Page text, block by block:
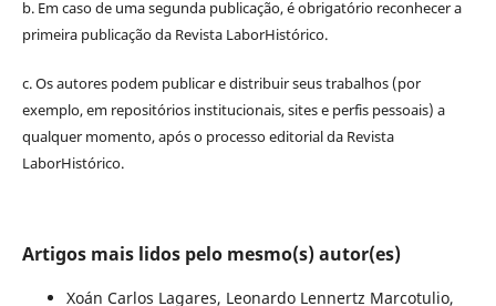
b. Em caso de uma segunda publicação, é obrigatório reconhecer a
primeira publicação da Revista LaborHistórico.
c. Os autores podem publicar e distribuir seus trabalhos (por
exemplo, em repositórios institucionais, sites e perfis pessoais) a
qualquer momento, após o processo editorial da Revista
LaborHistórico.
Artigos mais lidos pelo mesmo(s) autor(es)
Xoán Carlos Lagares, Leonardo Lennertz Marcotulio,